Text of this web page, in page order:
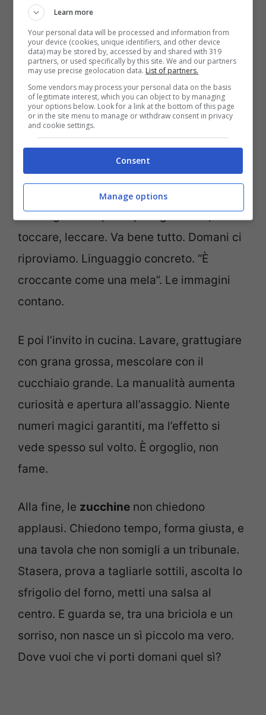
Dettagli che fanno la differenza: Taglio e
calore. Cottura breve e calda concentra il
gusto. La doratura regala note dolci anche
a un ortaggio poco zuccherino. Scelta
guidata. “Vuoi bastoncini o chips?” Il
bambino sente controllo. Mangia più
sereno. Routine. Stesso orario, stessa luce.
Una ciotolina diverduresempre presente,
senza discorsi lunghi. Ripetizione gentile.
Una regola semplice: puoi guardare,
toccare, leccare. Va bene tutto. Domani ci
riproviamo. Linguaggio concreto. “È
croccante come una mela”. Le immagini
contano.
E poi l’invito in cucina. Lavare, grattugiare
con grana grossa, mescolare con il
cucchiaio grande. La manualità aumenta
curiosità e apertura all’assaggio. Niente
numeri magici garantiti, ma l’effetto si
vede spesso sul volto. È orgoglio, non
fame.
Alla fine, le zucchine non chiedono
applausi. Chiedono tempo, forma giusta, e
una tavola che non somigli a un tribunale.
Stasera, prova a tagliarle sottili, ascolta lo
sfrigolio del forno, metti una salsa al
centro. E guarda se, tra una briciola e un
sorriso, non nasce un sì piccolo ma vero.
Dove vuoi che vi porti domani quel sì?
Learn more
Your personal data will be processed and information from
your device (cookies, unique identifiers, and other device
data) may be stored by, accessed by and shared with 319
partners, or used specifically by this site. We and our partners
may use precise geolocation data. List of partners.
Some vendors may process your personal data on the basis
of legitimate interest, which you can object to by managing
your options below. Look for a link at the bottom of this page
or in the site menu to manage or withdraw consent in privacy
and cookie settings.
Consent
Manage options